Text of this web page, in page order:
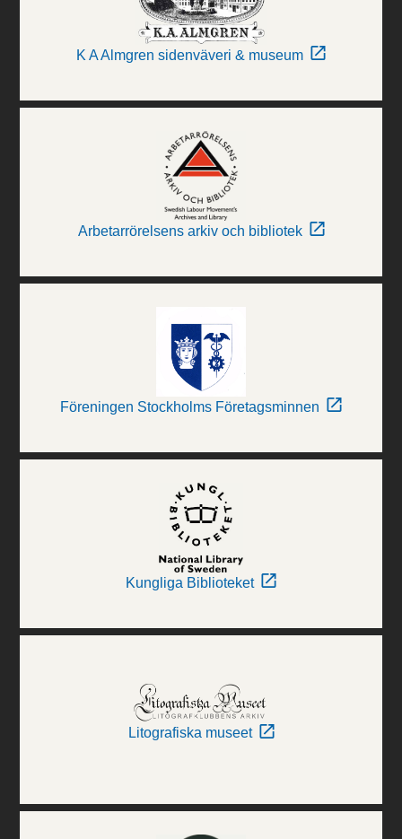
K A Almgren sidenväveri & museum
Arbetarrörelsens arkiv och bibliotek
Föreningen Stockholms Företagsminnen
Kungliga Biblioteket
Litografiska museet